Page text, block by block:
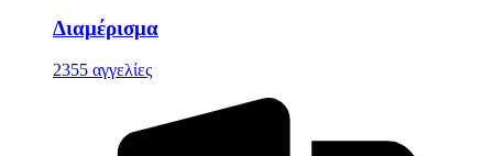
Διαμέρισμα
2355 αγγελίες